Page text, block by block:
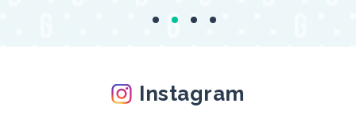
Instagram